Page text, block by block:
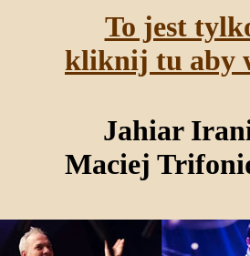
To jest
kliknij tu aby
Jahiar
Maciej